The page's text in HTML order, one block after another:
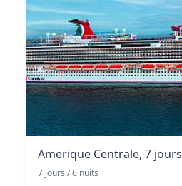
Amerique Centrale, 7 jours
7 jours / 6 nuits